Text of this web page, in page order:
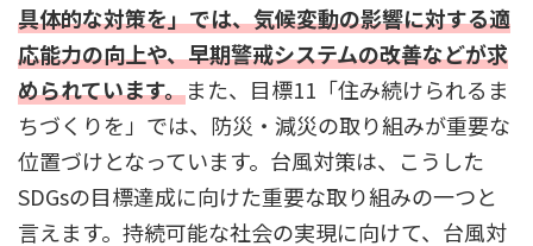
具体的な対策を」では、気候変動の影響に対する適
応能力の向上や、早期警戒システムの改善などが求
められています。また、目標11「住み続けられるま
ちづくりを」では、防災・減災の取り組みが重要な
位置づけとなっています。台風対策は、こうした
SDGsの目標達成に向けた重要な取り組みの一つと
言えます。持続可能な社会の実現に向けて、台風対